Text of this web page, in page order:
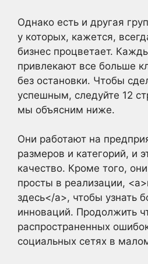
Однако есть и другая
у которых, кажется,
бизнес процветает.
привлекают все больше
без остановки. Чтобы
успешным, следуйте 12
мы объясним ниже.
Они работают на
размеров и категорий, и
качество. Кроме того,
просты в реализации,
здесь</a>, чтобы узнать
инноваций. Продолжить
распространенных
социальных сетях в